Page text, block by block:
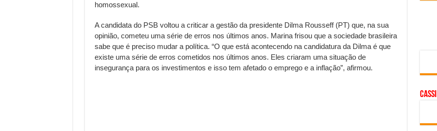
homossexual.
A candidata do PSB voltou a criticar a gestão da presidente Dilma Rousseff (PT) que, na sua
opinião, cometeu uma série de erros nos últimos anos. Marina frisou que a sociedade brasileira
sabe que é preciso mudar a política. “O que está acontecendo na candidatura da Dilma é que
existe uma série de erros cometidos nos últimos anos. Eles criaram uma situação de
insegurança para os investimentos e isso tem afetado o emprego e a inflação”, afirmou.